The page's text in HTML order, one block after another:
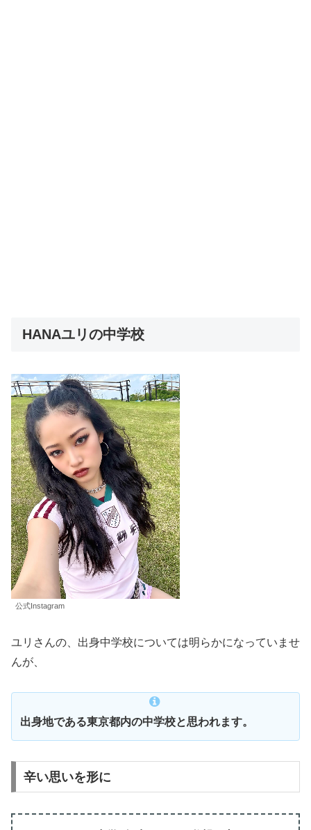
HANAユリの中学校
公式Instagram
ユリさんの、出身中学校については明らかになっていませ
んが、
出身地である東京都内の中学校と思われます。
辛い思いを形に